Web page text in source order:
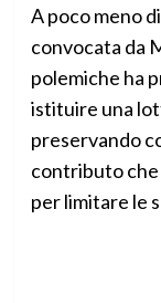
A poco meno
convocata da
polemiche ha
istituire una
preservando
contributo che
per limitare le